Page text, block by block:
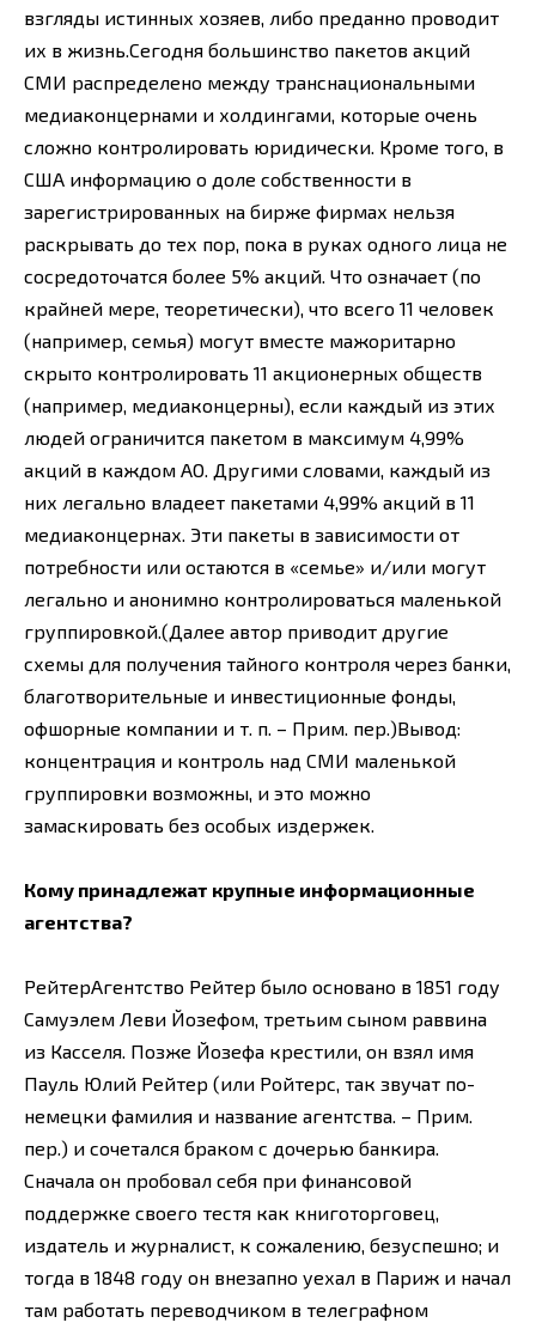
взгляды истинных хозяев, либо преданно проводит
их в жизнь.Сегодня большинство пакетов акций
СМИ распределено между транснациональными
медиаконцернами и холдингами, которые очень
сложно контролировать юридически. Кроме того, в
США информацию о доле собственности в
зарегистрированных на бирже фирмах нельзя
раскрывать до тех пор, пока в руках одного лица не
сосредоточатся более 5% акций. Что означает (по
крайней мере, теоретически), что всего 11 человек
(например, семья) могут вместе мажоритарно
скрыто контролировать 11 акционерных обществ
(например, медиаконцерны), если каждый из этих
людей ограничится пакетом в максимум 4,99%
акций в каждом АО. Другими словами, каждый из
них легально владеет пакетами 4,99% акций в 11
медиаконцернах. Эти пакеты в зависимости от
потребности или остаются в «семье» и/или могут
легально и анонимно контролироваться маленькой
группировкой.(Далее автор приводит другие
схемы для получения тайного контроля через банки,
благотворительные и инвестиционные фонды,
офшорные компании и т. п. – Прим. пер.)Вывод:
концентрация и контроль над СМИ маленькой
группировки возможны, и это можно
замаскировать без особых издержек.
Кому принадлежат крупные информационные
агентства?
РейтерАгентство Рейтер было основано в 1851 году
Самуэлем Леви Йозефом, третьим сыном раввина
из Касселя. Позже Йозефа крестили, он взял имя
Пауль Юлий Рейтер (или Ройтерс, так звучат по-
немецки фамилия и название агентства. – Прим.
пер.) и сочетался браком с дочерью банкира.
Сначала он пробовал себя при финансовой
поддержке своего тестя как книготорговец,
издатель и журналист, к сожалению, безуспешно; и
тогда в 1848 году он внезапно уехал в Париж и начал
там работать переводчиком в телеграфном